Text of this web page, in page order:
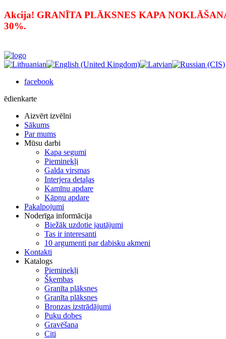
Akcija! GRANĪTA PLĀKSNES KAPA
30%.
facebook
ēdienkarte
Aizvērt izvēlni
Sākums
Par mums
Mūsu darbi
Kapa segumi
Pieminekļi
Galda virsmas
Interjera detaļas
Kamīnu apdare
Kāpņu apdare
Pakalpojumi
Noderīga informācija
Biežāk uzdotie jautājumi
Tas ir interesanti
10 argumenti par dabisku akmeni
Kontakti
Katalogs
Pieminekļi
Šķembas
Granīta plāksnes
Granīta plāksnes
Bronzas izstrādājumi
Puķu dobes
Gravēšana
Citi